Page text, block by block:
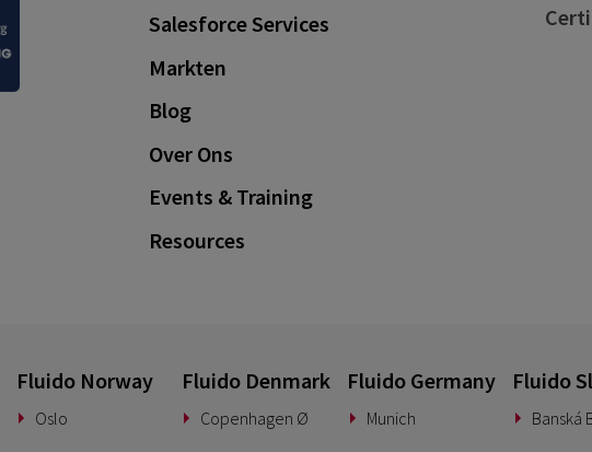
Salesforce Services
Markten
Blog
Over Ons
Events & Training
Resources
Fluido Norway
Oslo
Fluido Denmark
Copenhagen Ø
Fluido Germany
Munich
Fluido
Banská